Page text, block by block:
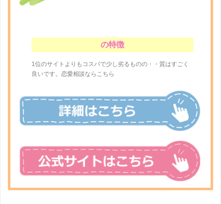
の特徴
1位のサイトよりもコスパで少し劣るものの・・質はすごく
良いです。恋愛相談ならこちら